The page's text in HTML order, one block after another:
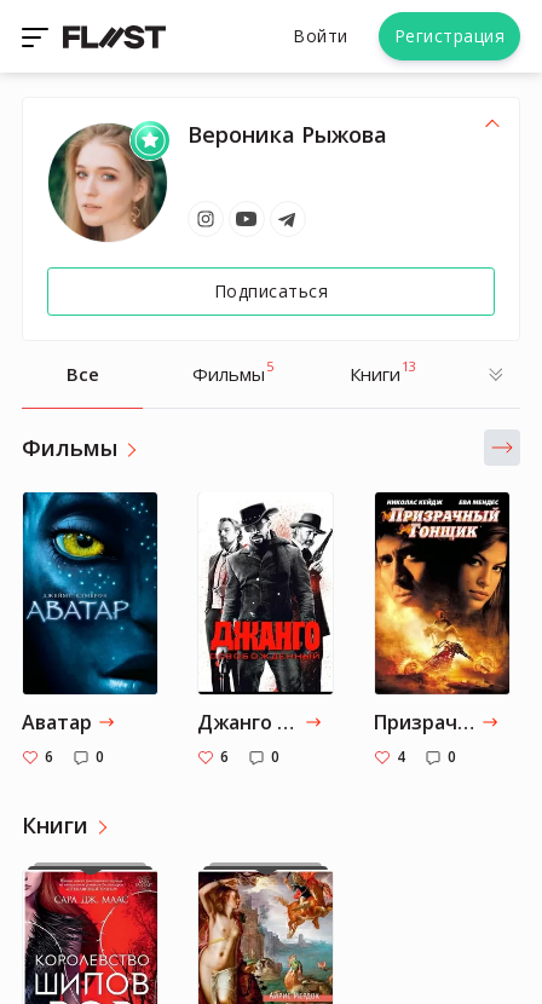
Войти Регистрация
Вероника Рыжова
Подписаться
Все Фильмы 5 Книги 13
Фильмы
Аватар
6 0
Джанго освобождённый
6 0
Призрачный гонщик
4 0
Книги